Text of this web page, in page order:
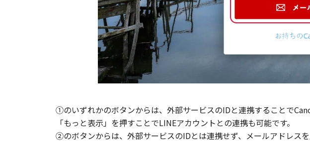
①のいずれかのボタンからは、外部サービスのIDと連携することで
「もっと表示」を押すことでLINEアカウントとの連携も可能です。
②のボタンからは、外部サービスのIDとは連携せず、メールアドレス